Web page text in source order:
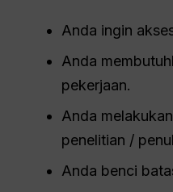
Anda ingin
Anda
pekerjaan.
Anda
penelitian /
Anda benci